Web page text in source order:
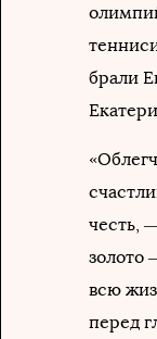
брали
честь,
золото
всю
перед